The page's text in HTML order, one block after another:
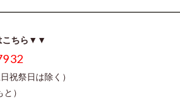
こちら▼▼
祝祭日は除く）
）